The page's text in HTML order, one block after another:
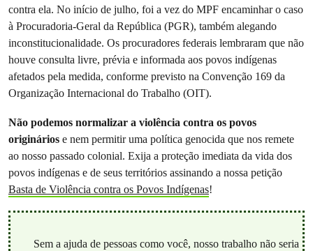
contra ela. No início de julho, foi a vez do MPF encaminhar o caso
à Procuradoria-Geral da República (PGR), também alegando
inconstitucionalidade. Os procuradores federais lembraram que não
houve consulta livre, prévia e informada aos povos indígenas
afetados pela medida, conforme previsto na Convenção 169 da
Organização Internacional do Trabalho (OIT).
Não podemos normalizar a violência contra os povos
originários e nem permitir uma política genocida que nos remete
ao nosso passado colonial. Exija a proteção imediata da vida dos
povos indígenas e de seus territórios assinando a nossa petição
Basta de Violência contra os Povos Indígenas!
Sem a ajuda de pessoas como você, nosso trabalho não seria